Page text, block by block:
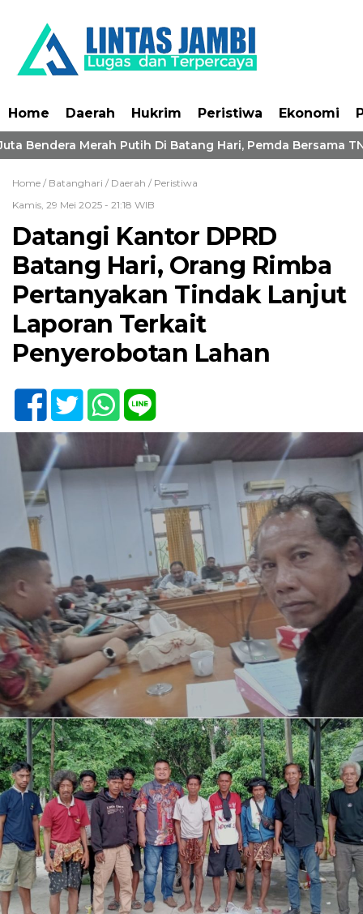
Home Daerah Hukrim Peristiwa Ekonomi
Bendera Merah Putih Di Batang Hari, Pemda Bersama
Home / Batanghari / Daerah / Peristiwa
Kamis, 29 Mei 2025 - 21:18 WIB
Datangi Kantor DPRD
Batang Hari, Orang Rimba
Pertanyakan Tindak Lanjut
Laporan Terkait
Penyerobotan Lahan